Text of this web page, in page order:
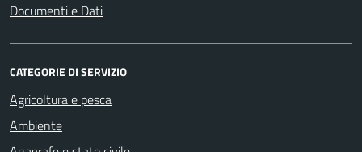
Documenti e Dati
CATEGORIE DI SERVIZIO
Agricoltura e pesca
Ambiente